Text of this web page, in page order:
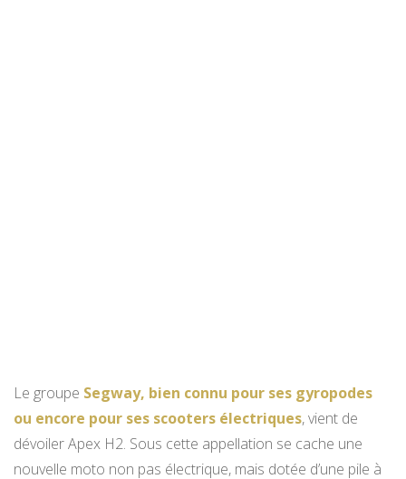
Le groupe Segway, bien connu pour ses gyropodes
ou encore pour ses scooters électriques, vient de
dévoiler Apex H2. Sous cette appellation se cache une
nouvelle moto non pas électrique, mais dotée d’une pile à